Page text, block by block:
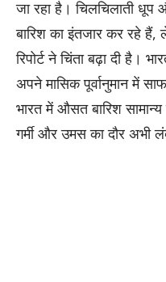
जा रहा है। चिलचिलाती
बारिश का इंतजार कर रहे हैं,
रिपोर्ट ने चिंता बढ़ा दी है।
अपने मासिक पूर्वानुमान में
भारत में औसत बारिश
गर्मी और उमस का दौर अभी